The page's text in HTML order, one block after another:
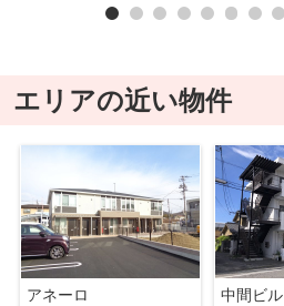
エリアの近い物件
アネーロ
中間ビル